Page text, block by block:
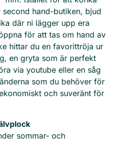
hand-butiken, bjud
där ni lägger upp era
för att tas om hand av
hittar du en favorittröja ur
en gryta som är perfekt
via youtube eller en såg
som du behöver för
och suveränt för
sommar- och